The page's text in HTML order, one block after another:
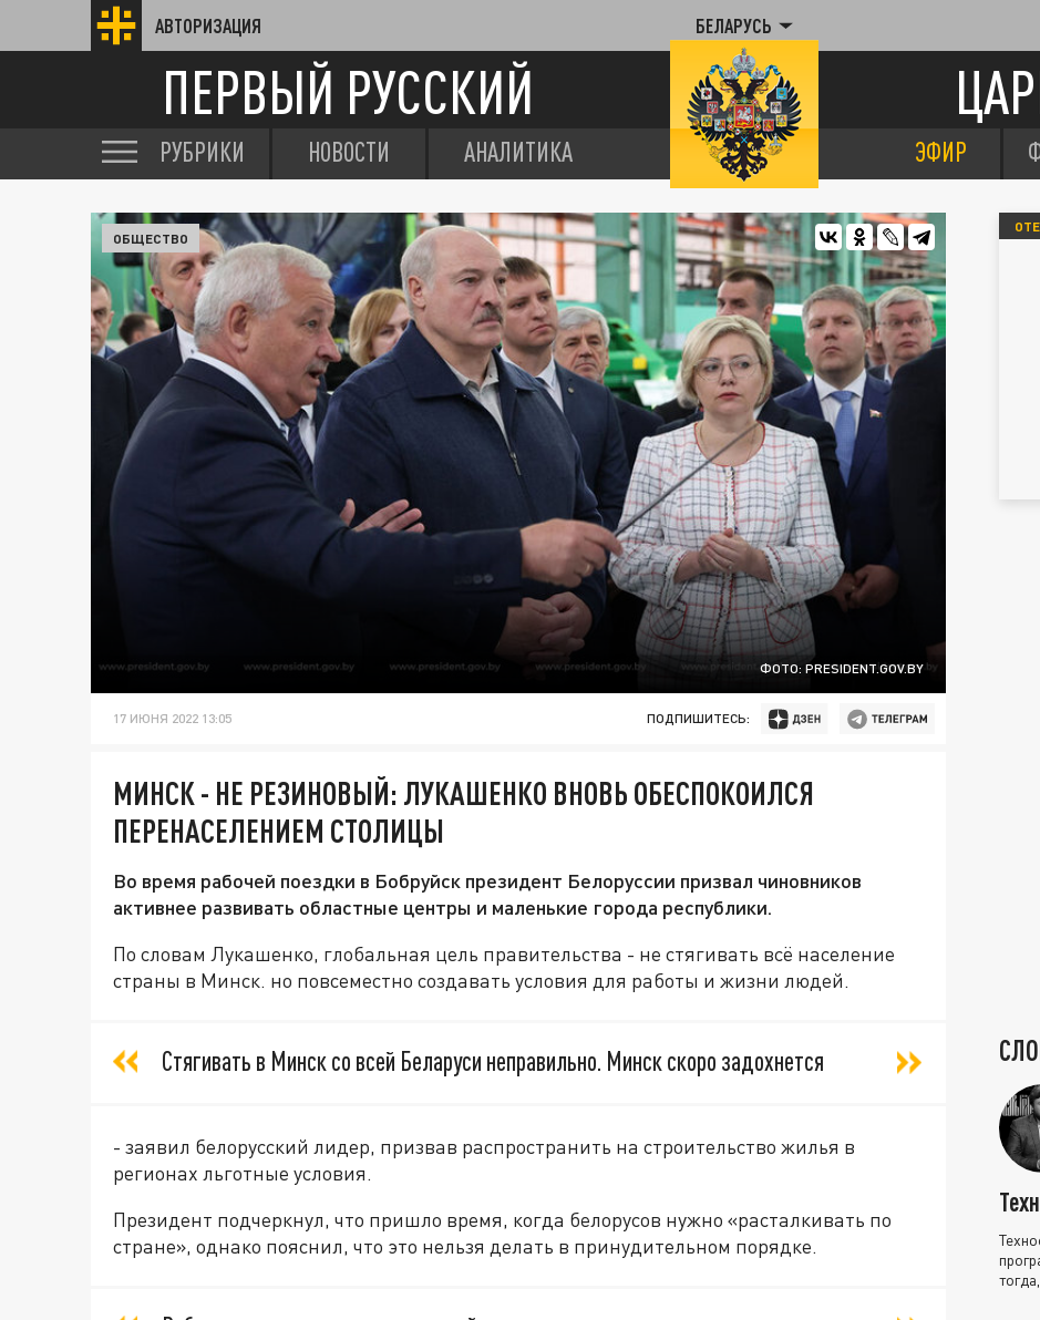
АВТОРИЗАЦИЯ БЕЛАРУСЬ
ПЕРВЫЙ РУССКИЙ
РУБРИКИ НОВОСТИ АНАЛИТИКА ЭФИР
ФОТО: PRESIDENT.GOV.BY
ОБЩЕСТВО
17 ИЮНЯ 2022 13:05 ПОДПИШИТЕСЬ:
МИНСК - НЕ РЕЗИНОВЫЙ: ЛУКАШЕНКО ВНОВЬ ОБЕСПОКОИЛСЯ
ПЕРЕНАСЕЛЕНИЕМ СТОЛИЦЫ
Во время рабочей поездки в Бобруйск президент Белоруссии призвал чиновников
активнее развивать областные центры и маленькие города республики.
По словам Лукашенко, глобальная цель правительства - не стягивать всё население
страны в Минск. но повсеместно создавать условия для работы и жизни людей.
Стягивать в Минск со всей Беларуси неправильно. Минск скоро задохнется
- заявил белорусский лидер, призвав распространить на строительство жилья в
регионах льготные условия.
Президент подчеркнул, что пришло время, когда белорусов нужно «расталкивать по
стране», однако пояснил, что это нельзя делать в принудительном порядке.